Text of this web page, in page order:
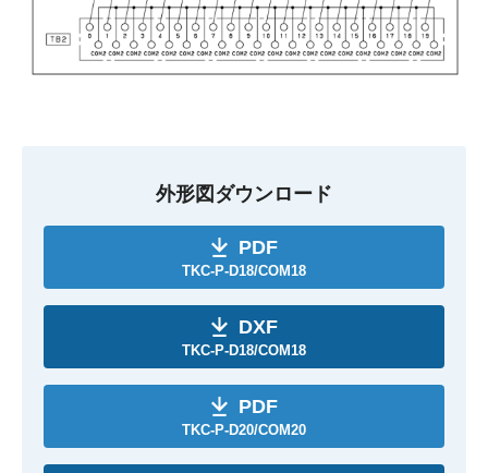
外形図ダウンロード
PDF
TKC-P-D18/COM18
DXF
TKC-P-D18/COM18
PDF
TKC-P-D20/COM20